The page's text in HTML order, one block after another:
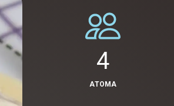
4
ΑΤΟΜΑ